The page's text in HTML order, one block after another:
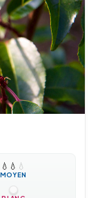
💧 💧 💧
MOYEN